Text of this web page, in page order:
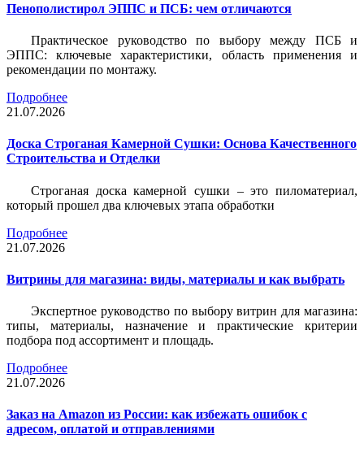
Пенополистирол ЭППС и ПСБ: чем отличаются
Практическое руководство по выбору между ПСБ и
ЭППС: ключевые характеристики, область применения и
рекомендации по монтажу.
Подробнее
21.07.2026
Доска Строганая Камерной Сушки: Основа Качественного
Строительства и Отделки
Строганая доска камерной сушки – это пиломатериал,
который прошел два ключевых этапа обработки
Подробнее
21.07.2026
Витрины для магазина: виды, материалы и как выбрать
Экспертное руководство по выбору витрин для магазина:
типы, материалы, назначение и практические критерии
подбора под ассортимент и площадь.
Подробнее
21.07.2026
Заказ на Amazon из России: как избежать ошибок с
адресом, оплатой и отправлениями